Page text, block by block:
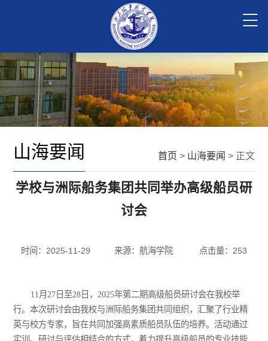
首页 > 山海要闻 > 正文
山海要闻
学校与洲际船务集团共同举办高级船员研
讨会
时间：2025-11-29 来源：航海学院 点击量： 253
11月27日至28日，2025年第二期高级船员研讨会在我校举
行。本次研讨会由我校与洲际船务集团共同组织，汇聚了行业精
英与校方专家，旨在共同加强高素质船员队伍的培养。活动通过
实训、研讨与评估相结合的方式，着力提升高级船员的专业技能